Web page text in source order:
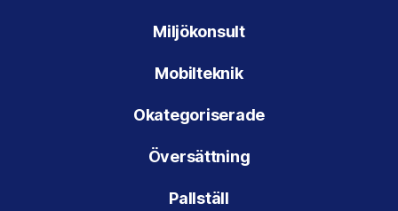
Miljökonsult
Mobilteknik
Okategoriserade
Översättning
Pallställ